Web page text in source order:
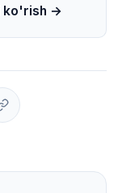
ko'rish →